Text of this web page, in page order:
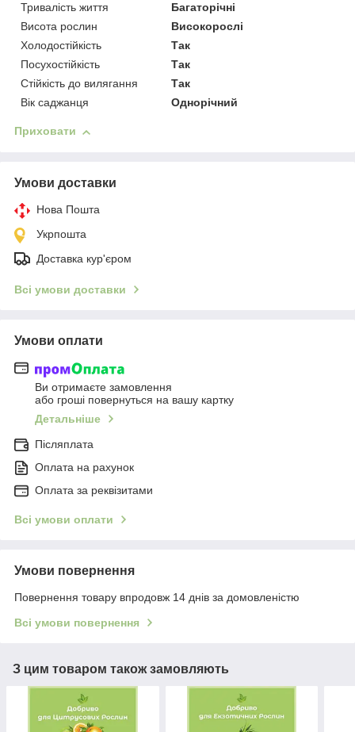
Тривалість життя
Багаторічні
Висота рослин
Високорослі
Холодостійкість
Так
Посухостійкість
Так
Стійкість до вилягання
Так
Вік саджанця
Однорічний
Приховати
Умови доставки
Нова Пошта
Укрпошта
Доставка кур'єром
Всі умови доставки
Умови оплати
Ви отримаєте замовлення
або гроші повернуться на вашу картку
Детальніше
Післяплата
Оплата на рахунок
Оплата за реквізитами
Всі умови оплати
Умови повернення
Повернення товару впродовж 14 днів за домовленістю
Всі умови повернення
З цим товаром також замовляють